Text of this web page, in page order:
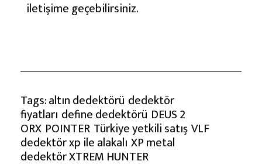
iletişime geçebilirsiniz.
Tags:altın dedektörü dedektör
fiyatları define dedektörü DEUS 2
ORX POINTER Türkiye yetkili satışVLF
dedektörxp ile alakalı XP metal
dedektörXTREM HUNTER